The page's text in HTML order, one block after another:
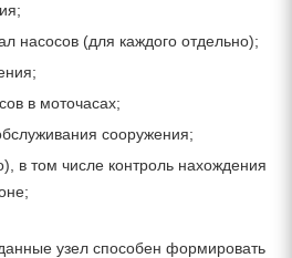
насосов (для каждого отдельно);
в моточасах;
сооружения;
в том числе контроль нахождения
узел способен формировать